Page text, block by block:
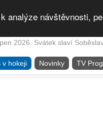
analýze návštěvnosti,
2026. Svátek slaví
v hokeji Novinky TV